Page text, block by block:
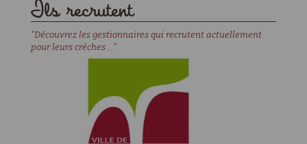
Ils recrutent
"Découvrez les gestionnaires qui recrutent actuellement
pour leurs crèches ..."